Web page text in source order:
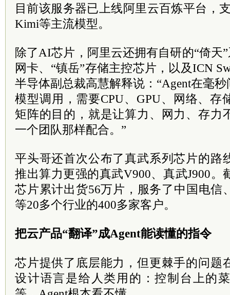
目前该服务器已上线阿里云百炼平台，
Kimi等主流模型。
除了AI芯片，阿里云还拥有自研的“倚天
网卡、“镇岳”存储主控芯片，以及ICN
半导体副总裁高慧解释说：“Agent在毫
模型调用，需要CPU、GPU、网络、存
矩阵的目的，就是让算力、网力、存力
一个团队那样配合。”
平头哥还首次公布了真武系列芯片的路
推出算力更强的真武V900、真武J900
芯片累计出货56万片，服务了中国电信
等20多个行业的400多家客户。
把云产品“翻译”成Agent能读懂的指令
芯片提供了底层能力，但更棘手的问题
设计语言是给人类用的：控制台上的